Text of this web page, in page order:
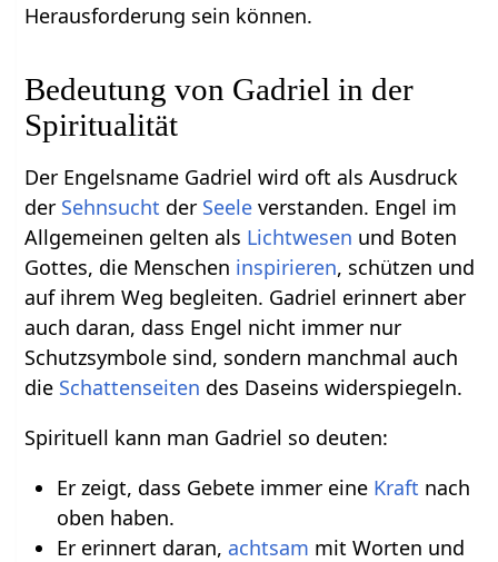
Herausforderung sein können.
Bedeutung von Gadriel in der
Spiritualität
Der Engelsname Gadriel wird oft als Ausdruck
der Sehnsucht der Seele verstanden. Engel im
Allgemeinen gelten als Lichtwesen und Boten
Gottes, die Menschen inspirieren, schützen und
auf ihrem Weg begleiten. Gadriel erinnert aber
auch daran, dass Engel nicht immer nur
Schutzsymbole sind, sondern manchmal auch
die Schattenseiten des Daseins widerspiegeln.
Spirituell kann man Gadriel so deuten:
Er zeigt, dass Gebete immer eine Kraft nach
oben haben.
Er erinnert daran, achtsam mit Worten und